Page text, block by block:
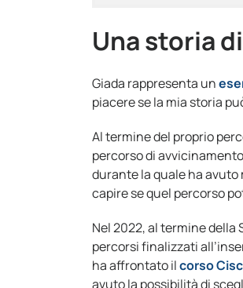
Una storia
Giada rappresenta un
piacere se la mia storia
Al termine del proprio
percorso di
durante la quale ha avuto
capire se quel percorso
Nel 2022, al termine della
percorsi finalizzati
ha affrontato ilcorso
avuto la possibilità di